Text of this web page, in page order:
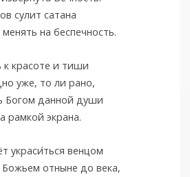
сулит сатана
на беспечность.
к красоте и тиши
уже, то ли рано,
Богом данной души
рамкой экрана.
украситься венцом
отныне до века,